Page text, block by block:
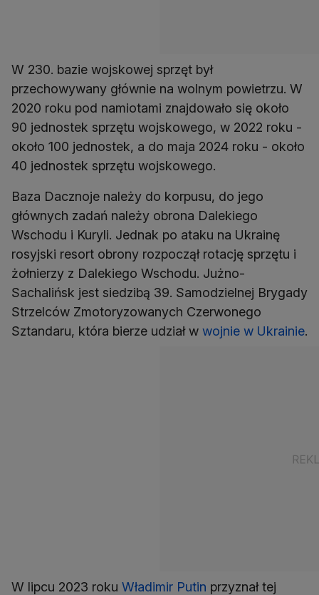
W 230. bazie wojskowej sprzęt był
przechowywany głównie na wolnym powietrzu. W
2020 roku pod namiotami znajdowało się około
90 jednostek sprzętu wojskowego, w 2022 roku -
około 100 jednostek, a do maja 2024 roku - około
40 jednostek sprzętu wojskowego.
Baza Dacznoje należy do korpusu, do jego
głównych zadań należy obrona Dalekiego
Wschodu i Kuryli. Jednak po ataku na Ukrainę
rosyjski resort obrony rozpoczął rotację sprzętu i
żołnierzy z Dalekiego Wschodu. Jużno-
Sachalińsk jest siedzibą 39. Samodzielnej Brygady
Strzelców Zmotoryzowanych Czerwonego
Sztandaru, która bierze udział w wojnie w Ukrainie.
W lipcu 2023 roku Władimir Putin przyznał tej